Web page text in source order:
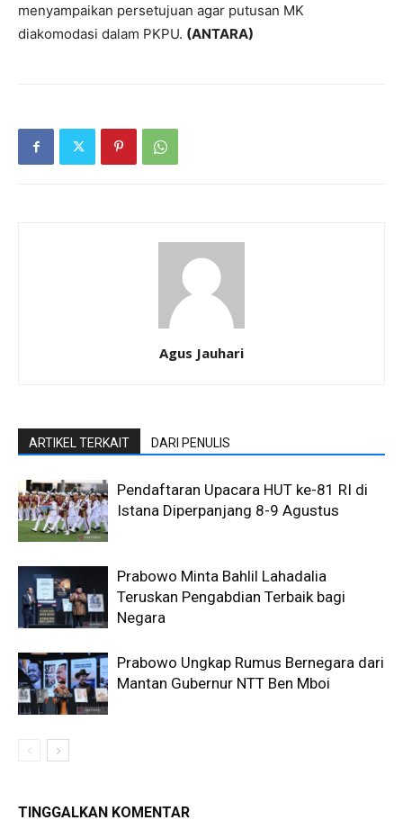
menyampaikan persetujuan agar putusan MK
diakomodasi dalam PKPU. (ANTARA)
Agus Jauhari
ARTIKEL TERKAIT DARI PENULIS
Pendaftaran Upacara HUT ke-81 RI di
Istana Diperpanjang 8-9 Agustus
Prabowo Minta Bahlil Lahadalia
Teruskan Pengabdian Terbaik bagi
Negara
Prabowo Ungkap Rumus Bernegara dari
Mantan Gubernur NTT Ben Mboi
TINGGALKAN KOMENTAR